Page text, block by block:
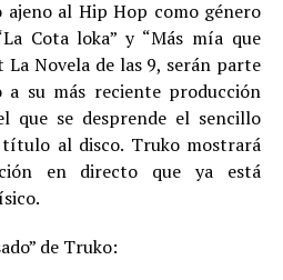
ajeno al Hip Hop como género
Cota loka” y “Más mía que
La Novela de las 9, serán parte
su más reciente producción
que se desprende el sencillo
al disco. Truko mostrará
en directo que ya está
de Truko: